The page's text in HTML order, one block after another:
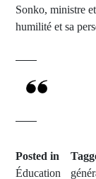
Sonko, ministre
humilité et sa
Posted in
Éducation